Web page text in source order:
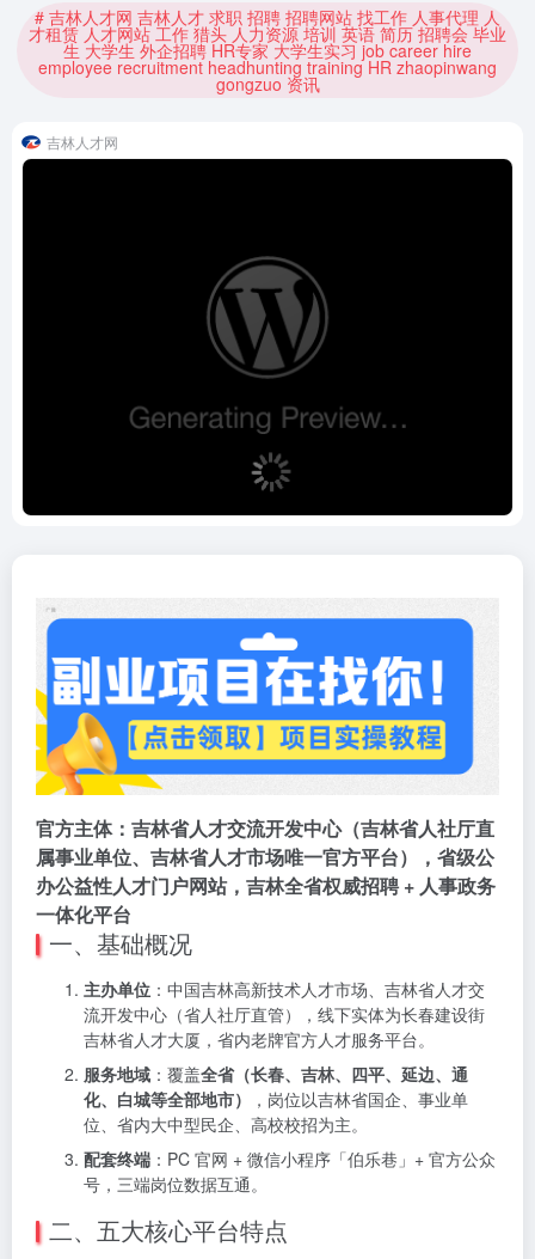
# 吉林人才网 吉林人才 求职 招聘 招聘网站 找工作 人事代理 人
才租赁 人才网站 工作 猎头 人力资源 培训 英语 简历 招聘会 毕业
生 大学生 外企招聘 HR专家 大学生实习 job career hire
employee recruitment headhunting training HR zhaopinwang
gongzuo 资讯
吉林人才网
官方主体：吉林省人才交流开发中心（吉林省人社厅直
属事业单位、吉林省人才市场唯一官方平台），省级公
办公益性人才门户网站，吉林全省权威招聘 + 人事政务
一体化平台
一、基础概况
主办单位 ：中国吉林高新技术人才市场、吉林省人才交
流开发中心（省人社厅直管），线下实体为长春建设街
吉林省人才大厦，省内老牌官方人才服务平台。
服务地域 ：覆盖全省（长春、吉林、四平、延边、通
化、白城等全部地市）
，岗位以吉林省国企、事业单
位、省内大中型民企、高校校招为主。
配套终端 ：PC 官网 + 微信小程序「伯乐巷」+ 官方公众
号，三端岗位数据互通。
二、五大核心平台特点